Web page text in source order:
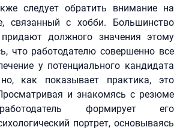
следует обратить внимание на
связанный с хобби. Большинство
придают должного значения этому
что работодателю совершенно все
у потенциального кандидата
как показывает практика, это
и знакомясь с резюме
формирует его
портрет, основываясь